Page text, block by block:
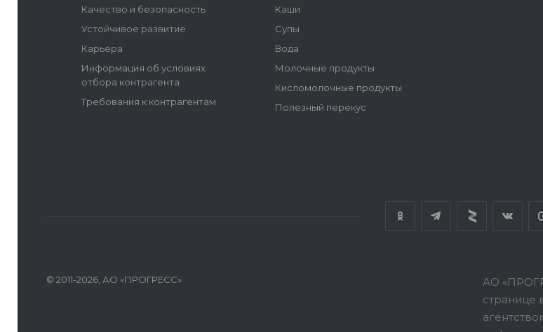
Качество и безопасность
Устойчивое развитие
Карьера
Информация об условиях
отбора контрагента
Требования к контрагентам
Каши
Супы
Вода
Молочные продукты
Кисломолочные продукты
Полезный перекус
АО
странице
© 2011-2026, АО «ПРОГРЕСС»